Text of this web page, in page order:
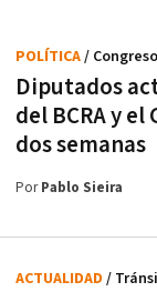
Diputados
del BCRA y
dos semanas
POLÍTICA/ Congreso
PorPablo Sieira
ACTUALIDAD /